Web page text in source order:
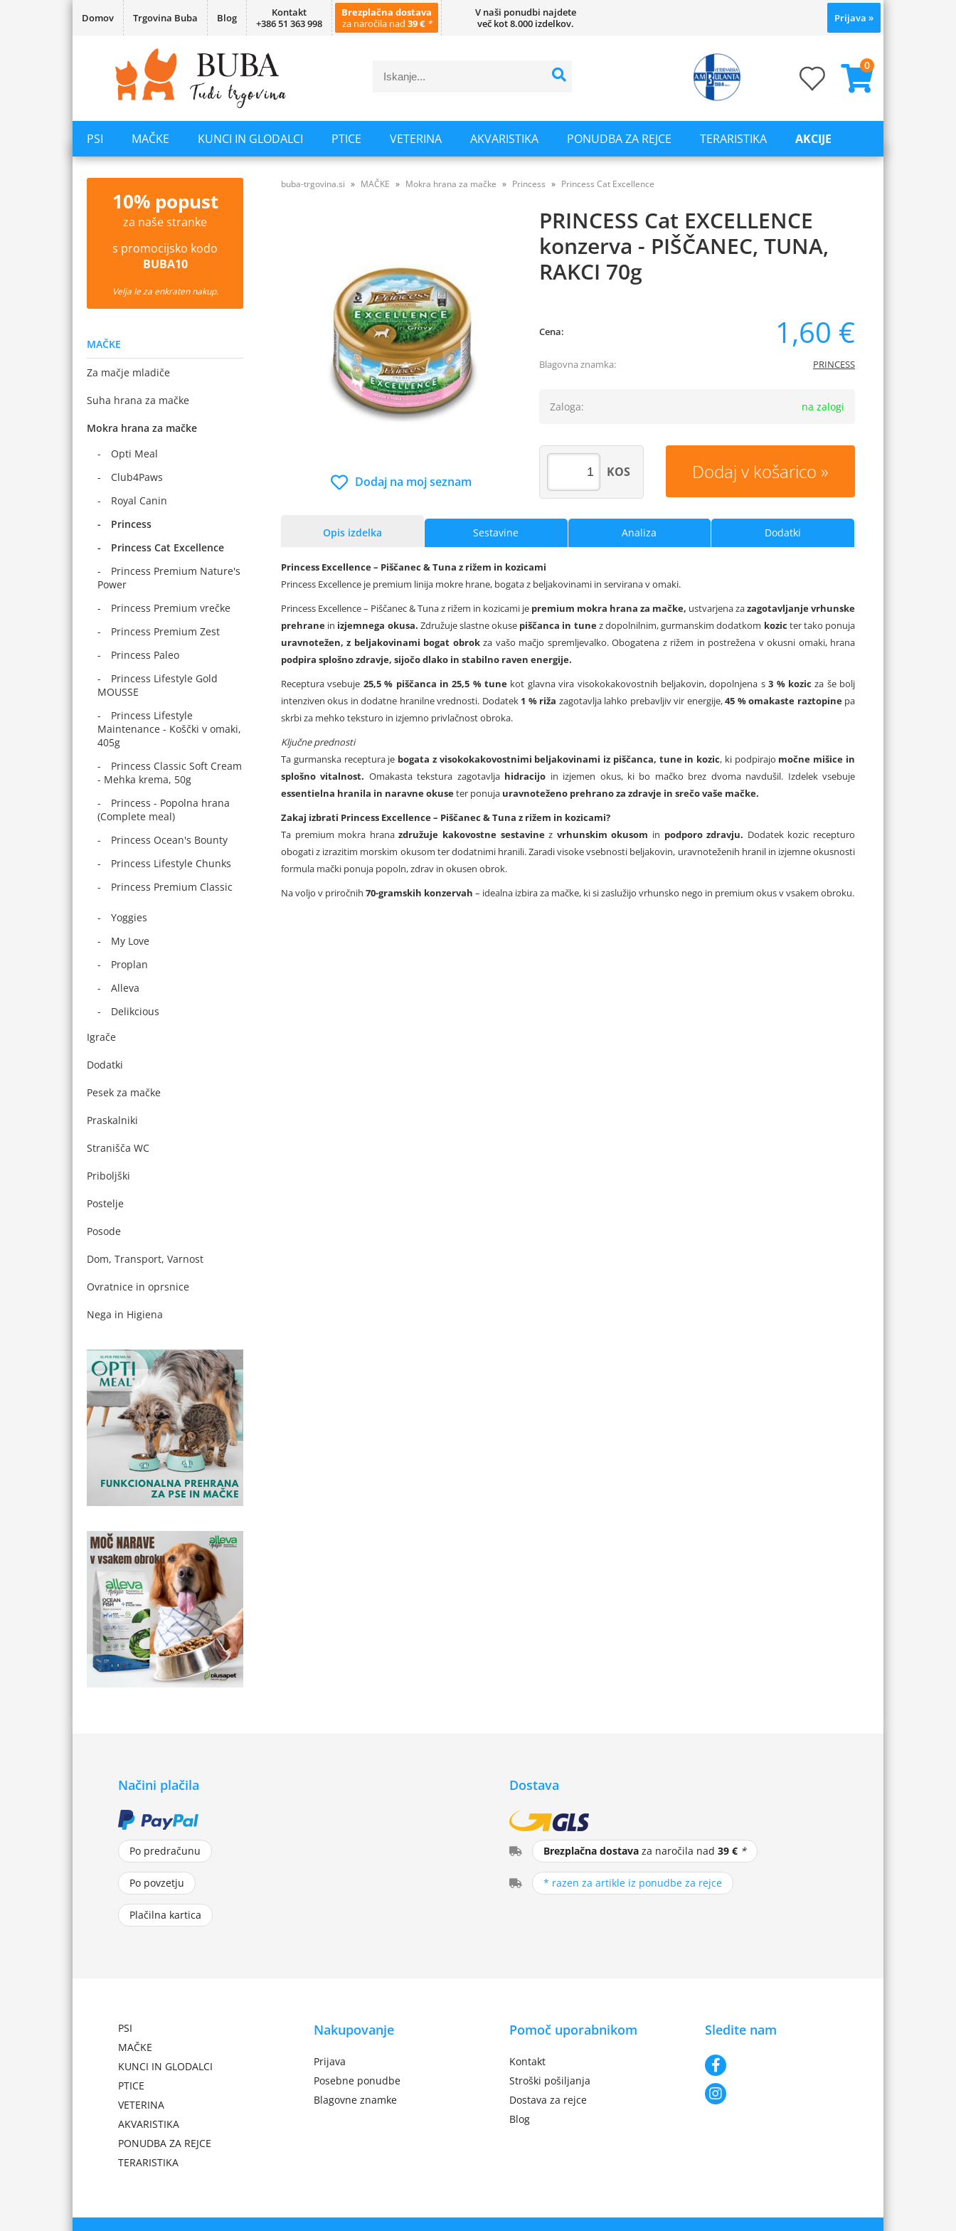
Domov Trgovina Buba Blog
Kontakt
+386 51 363 998
Brezplačna dostava
za naročila nad 39 € *
V naši ponudbi najdete
več kot 8.000 izdelkov.
Prijava »
0
PSI MAČKE KUNCI IN GLODALCI PTICE VETERINA AKVARISTIKA PONUDBA ZA REJCE TERARISTIKA AKCIJE
10% popust
za naše stranke
s promocijsko kodo
BUBA10
Velja le za enkraten nakup.
MAČKE
Za mačje mladiče
Suha hrana za mačke
Mokra hrana za mačke
Opti Meal
Club4Paws
Royal Canin
Princess
Princess Cat Excellence
Princess Premium Nature's
Power
Princess Premium vrečke
Princess Premium Zest
Princess Paleo
Princess Lifestyle Gold
MOUSSE
Princess Lifestyle
Maintenance - Koščki v omaki,
405g
Princess Classic Soft Cream
- Mehka krema, 50g
Princess - Popolna hrana
(Complete meal)
Princess Ocean's Bounty
Princess Lifestyle Chunks
Princess Premium Classic
Yoggies
My Love
Proplan
Alleva
Delikcious
Igrače
Dodatki
Pesek za mačke
Praskalniki
Stranišča WC
Priboljški
Postelje
Posode
Dom, Transport, Varnost
Ovratnice in oprsnice
Nega in Higiena
buba-trgovina.si MAČKE Mokra hrana za mačke Princess Princess Cat Excellence
PRINCESS Cat EXCELLENCE
konzerva - PIŠČANEC, TUNA,
RAKCI 70g
Dodaj na moj seznam
Cena: 1,60 €
Blagovna znamka: PRINCESS
Zaloga: na zalogi
Dodaj v košarico
KOS
Opis izdelka Sestavine Analiza Dodatki
Princess Excellence – Piščanec & Tuna z rižem in kozicami
Princess Excellence je premium linija mokre hrane, bogata z beljakovinami in servirana v omaki.
Princess Excellence – Piščanec & Tuna z rižem in kozicami je premium mokra hrana za mačke, ustvarjena zazagotavljanje vrhunske
prehrane in izjemnega okusa. Združuje slastne okuse piščanca in tunez dopolnilnim, gurmanskim dodatkom kozic ter tako ponuja
uravnotežen, z beljakovinami bogat obrokza vašo mačjo spremljevalko. Obogatena z rižem in postrežena v okusni omaki, hrana
podpira splošno zdravje, sijočo dlako in stabilno raven energije.
Receptura vsebuje 25,5 % piščanca in 25,5 % tune kot glavna vira visokokakovostnih beljakovin, dopolnjena s3 % kozic za še bolj
intenziven okus in dodatne hranilne vrednosti. Dodatek 1 % riža zagotavlja lahko prebavljiv vir energije,45 % omakaste raztopinepa
skrbi za mehko teksturo in izjemno privlačnost obroka.
Ključne prednosti
Ta gurmanska receptura je bogata z visokokakovostnimi beljakovinami iz piščanca, tune in kozic, ki podpirajo močne mišice in
splošno vitalnost. Omakasta tekstura zagotavlja hidracijo in izjemen okus, ki bo mačko brez dvoma navdušil. Izdelek vsebuje
essentielna hranila in naravne okuseter ponuja uravnoteženo prehrano za zdravje in srečo vaše mačke.
Zakaj izbrati Princess Excellence – Piščanec & Tuna z rižem in kozicami?
Ta premium mokra hranazdružuje kakovostne sestavinez vrhunskim okusom in podporo zdravju. Dodatek kozic recepturo
obogati z izrazitim morskim okusom ter dodatnimi hranili. Zaradi visoke vsebnosti beljakovin, uravnoteženih hranil in izjemne okusnosti
formula mački ponuja popoln, zdrav in okusen obrok.
Na voljo v priročnih 70-gramskih konzervah – idealna izbira za mačke, ki si zaslužijo vrhunsko nego in premium okus v vsakem obroku.
Načini plačila
Po predračunu
Po povzetju
Plačilna kartica
Dostava
Brezplačna dostavaza naročila nad 39 € *
* razen za artikle iz ponudbe za rejce
PSI
MAČKE
KUNCI IN GLODALCI
PTICE
VETERINA
AKVARISTIKA
PONUDBA ZA REJCE
TERARISTIKA
Nakupovanje
Prijava
Posebne ponudbe
Blagovne znamke
Pomoč uporabnikom
Kontakt
Stroški pošiljanja
Dostava za rejce
Blog
Sledite nam